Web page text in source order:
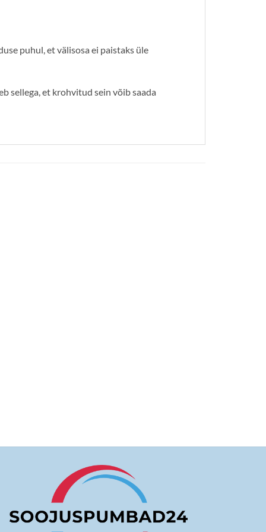
puhul, et välisosa ei paistaks üle
sellega, et krohvitud sein võib saada